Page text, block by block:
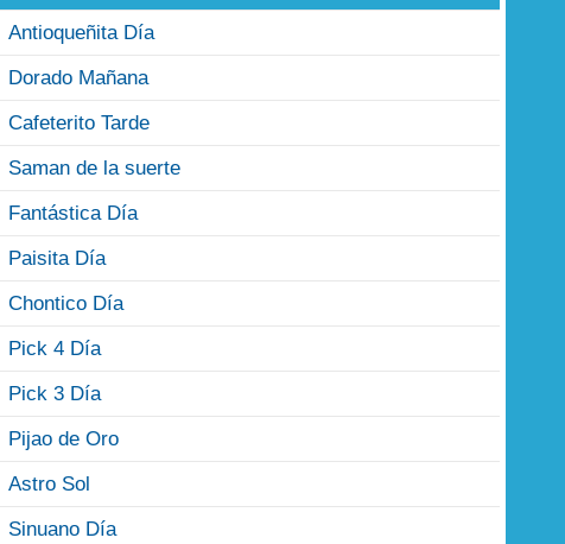
Antioqueñita Día
Dorado Mañana
Cafeterito Tarde
Saman de la suerte
Fantástica Día
Paisita Día
Chontico Día
Pick 4 Día
Pick 3 Día
Pijao de Oro
Astro Sol
Sinuano Día